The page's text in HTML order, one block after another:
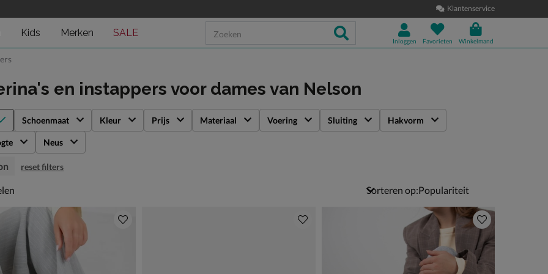
Klantenservice
Kids Merken SALE
Inloggen Favorieten Winkelmand
en instappers voor dames van Nelson
Schoenmaat Kleur Prijs Materiaal Voering Sluiting Hakvorm
Neus
reset filters
Sorteren op: